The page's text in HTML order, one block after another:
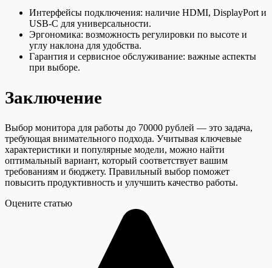
Интерфейсы подключения: наличие HDMI, DisplayPort и
USB-C для универсальности.
Эргономика: возможность регулировки по высоте и
углу наклона для удобства.
Гарантия и сервисное обслуживание: важные аспекты
при выборе.
Заключение
Выбор монитора для работы до 70000 рублей — это задача,
требующая внимательного подхода. Учитывая ключевые
характеристики и популярные модели, можно найти
оптимальный вариант, который соответствует вашим
требованиям и бюджету. Правильный выбор поможет
повысить продуктивность и улучшить качество работы.
Оцените статью